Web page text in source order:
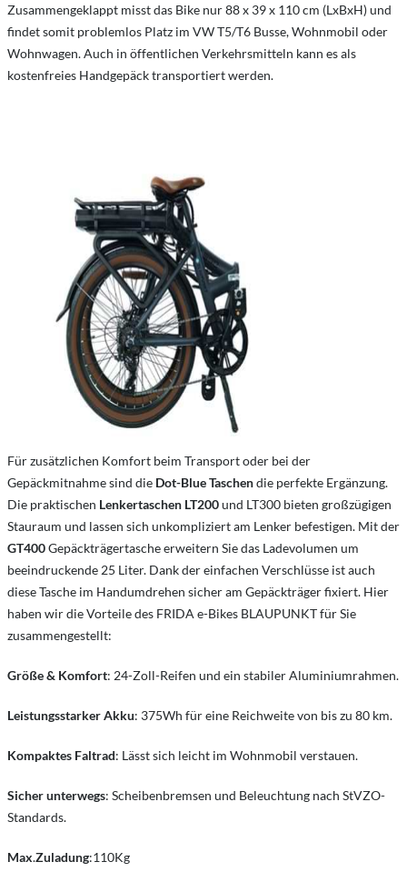
Zusammengeklappt misst das Bike nur 88 x 39 x 110 cm (LxBxH) und
findet somit problemlos Platz im VW T5/T6 Busse, Wohnmobil oder
Wohnwagen. Auch in öffentlichen Verkehrsmitteln kann es als
kostenfreies Handgepäck transportiert werden.
Für zusätzlichen Komfort beim Transport oder bei der
Gepäckmitnahme sind die Dot-Blue Taschendie perfekte Ergänzung.
Die praktischen Lenkertaschen LT200und LT300 bieten großzügigen
Stauraum und lassen sich unkompliziert am Lenker befestigen. Mit der
GT400Gepäckträgertasche erweitern Sie das Ladevolumen um
beeindruckende 25 Liter. Dank der einfachen Verschlüsse ist auch
diese Tasche im Handumdrehen sicher am Gepäckträger fixiert. Hier
haben wir die Vorteile des FRIDA e-Bikes BLAUPUNKT für Sie
zusammengestellt:
Größe & Komfort: 24-Zoll-Reifen und ein stabiler Aluminiumrahmen.
Leistungsstarker Akku: 375Wh für eine Reichweite von bis zu 80 km.
Kompaktes Faltrad: Lässt sich leicht im Wohnmobil verstauen.
Sicher unterwegs: Scheibenbremsen und Beleuchtung nach StVZO-
Standards.
Max.Zuladung:110Kg